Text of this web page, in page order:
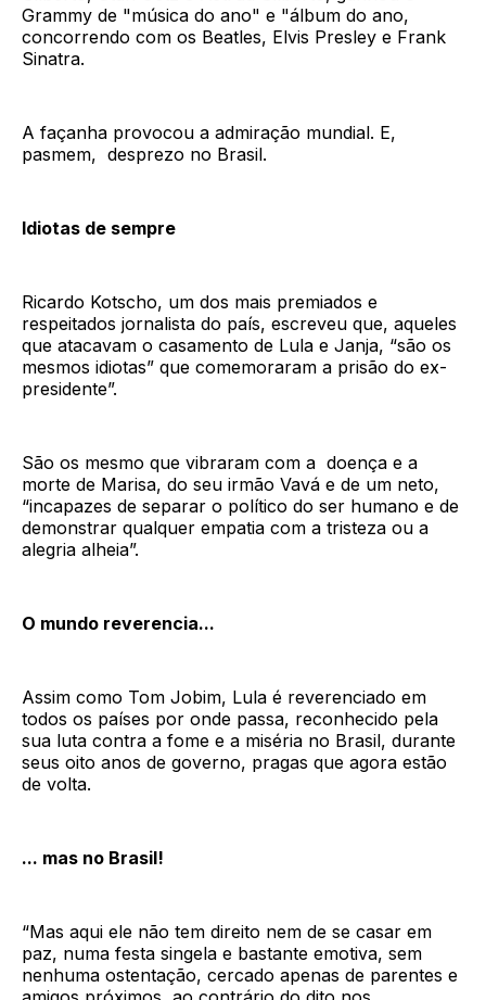
Grammy de "música do ano" e "álbum do ano,
concorrendo com os Beatles, Elvis Presley e Frank
Sinatra.
A façanha provocou a admiração mundial. E,
pasmem, desprezo no Brasil.
Idiotas de sempre
Ricardo Kotscho, um dos mais premiados e
respeitados jornalista do país, escreveu que, aqueles
que atacavam o casamento de Lula e Janja, “são os
mesmos idiotas” que comemoraram a prisão do ex-
presidente”.
São os mesmo que vibraram com a doença e a
morte de Marisa, do seu irmão Vavá e de um neto,
“incapazes de separar o político do ser humano e de
demonstrar qualquer empatia com a tristeza ou a
alegria alheia”.
O mundo reverencia...
Assim como Tom Jobim, Lula é reverenciado em
todos os países por onde passa, reconhecido pela
sua luta contra a fome e a miséria no Brasil, durante
seus oito anos de governo, pragas que agora estão
de volta.
... mas no Brasil!
“Mas aqui ele não tem direito nem de se casar em
paz, numa festa singela e bastante emotiva, sem
nenhuma ostentação, cercado apenas de parentes e